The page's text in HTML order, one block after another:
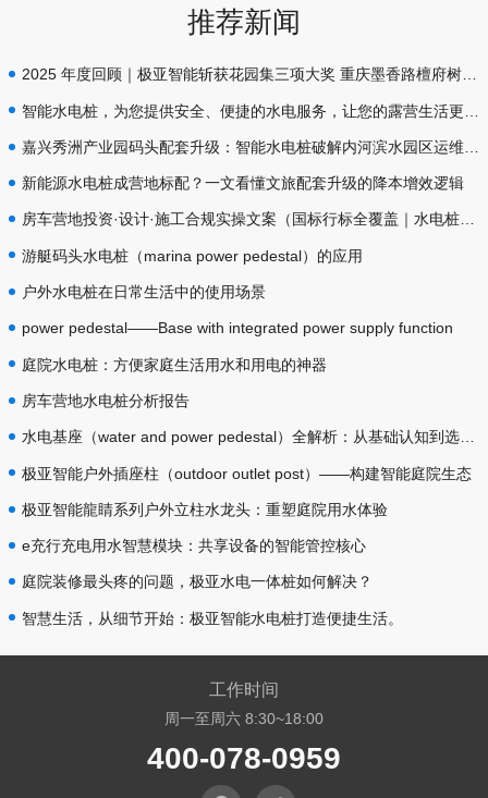
推荐新闻
2025 年度回顾｜极亚智能斩获花园集三项大奖 重庆墨香路檀府树别墅水电标杆
新能源水电桩成营地标配？一文看懂文旅配套升级的降本增效逻辑
房车营地投资·设计·施工合规实操文案（国标行标全覆盖｜水电桩设备·插座防护·给排水专项规范）
游艇码头水电桩（marina power pedestal）的应用
户外水电桩在日常生活中的使用场景
power pedestal——Base with integrated power supply function
庭院水电桩：方便家庭生活用水和用电的神器
房车营地水电桩分析报告
水电基座（water and power pedestal）全解析：从基础认知到选型落地
极亚智能户外插座柱（outdoor outlet post）——构建智能庭院生态
极亚智能龍睛系列户外立柱水龙头：重塑庭院用水体验
e充行充电用水智慧模块：共享设备的智能管控核心
庭院装修最头疼的问题，极亚水电一体桩如何解决？
智慧生活，从细节开始：极亚智能水电桩打造便捷生活。
工作时间
周一至周六 8:30~18:00
400-078-0959